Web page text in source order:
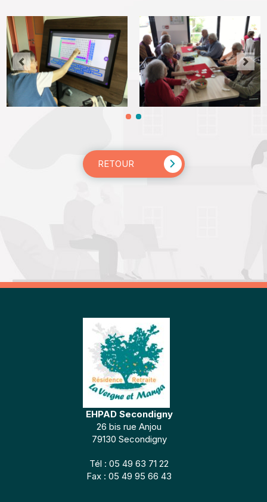
RETOUR
EHPAD Secondigny
26 bis rue Anjou
79130 Secondigny
Tél : 05 49 63 71 22
Fax : 05 49 95 66 43